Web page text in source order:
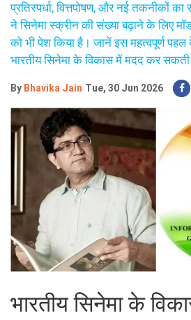
प्रतिस्पर्धा, वित्तपोषण, और नई तकनीकों
ने सिनेमा स्क्रीन की संख्या बढ़ाने के लिए
को भी पेश किया है। जानें इस महत्वपूर्ण
भारतीय सिनेमा के विकास में मदद कर
By Bhavika Jain Tue, 30 Jun 2026
भारतीय सिनेमा के